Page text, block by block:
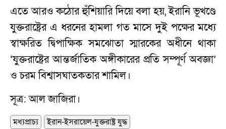
এতে আরও কঠোর হুঁশিয়ারি দিয়ে বলা হয়, ইরানি ভূখণ্ডে
যুক্তরাষ্ট্রের এ ধরনের হামলা গত মাসে দুই পক্ষের মধ্যে
স্বাক্ষরিত দ্বিপাক্ষিক সমঝোতা স্মারকের অধীনে থাকা
‘যুক্তরাষ্ট্রের আন্তর্জাতিক অঙ্গীকারের প্রতি সম্পূর্ণ অবজ্ঞা’
ও চরম বিশ্বাসঘাতকতার শামিল।
সূত্র: আল জাজিরা।
মধ্যপ্রাচ্য
ইরান-ইসরায়েল-যুক্তরাষ্ট্র যুদ্ধ